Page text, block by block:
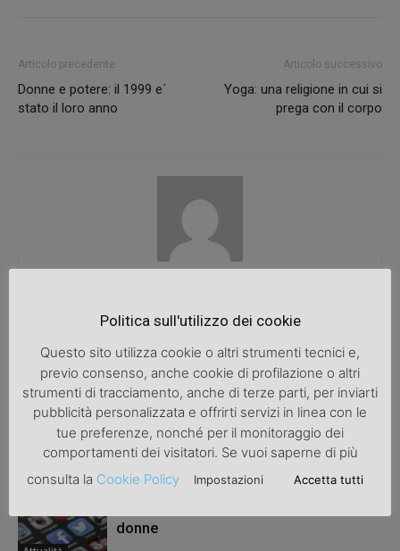
Articolo precedente
Donne e potere: il 1999 e´
stato il loro anno
Articolo successivo
Yoga: una religione in cui si
prega con il corpo
ARTICOLI CORRELATI ALTRO DALL'AUTORE
Una bicicletta da donna per migliorare
la salute
donne
Politica sull'utilizzo dei cookie
Questo sito utilizza cookie o altri strumenti tecnici e,
previo consenso, anche cookie di profilazione o altri
strumenti di tracciamento, anche di terze parti, per inviarti
pubblicità personalizzata e offrirti servizi in linea con le
tue preferenze, nonché per il monitoraggio dei
comportamenti dei visitatori. Se vuoi saperne di più
consulta la Cookie Policy Impostazioni Accetta tutti